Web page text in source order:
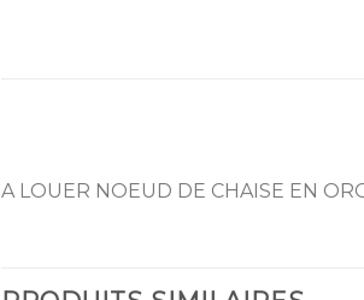
A LOUER NOEUD DE CHAISE EN